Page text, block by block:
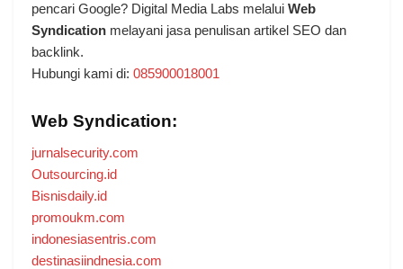
pencari Google? Digital Media Labs melalui Web
Syndication melayani jasa penulisan artikel SEO dan
backlink.
Hubungi kami di: 085900018001
Web Syndication:
jurnalsecurity.com
Outsourcing.id
Bisnisdaily.id
promoukm.com
indonesiasentris.com
destinasiindnesia.com